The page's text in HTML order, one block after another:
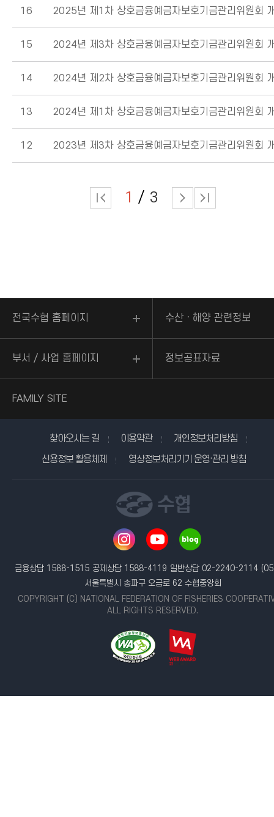
16 2025년 제1차 상호금융예금자보호기금관리위원회
15 2024년 제3차 상호금융예금자보호기금관리위원회
14 2024년 제2차 상호금융예금자보호기금관리위원회
13 2024년 제1차 상호금융예금자보호기금관리위원회
12 2023년 제3차 상호금융예금자보호기금관리위원회
1 3
전국수협 홈페이지 수산ㆍ해양 관련정보
부서 / 사업 홈페이지 정보공표자료
FAMILY SITE
찾아오시는 길 이용약관
개인정보처리방침
신용정보 활용체제
영상정보처리기기 운영·관리 방침
금융상담 1588-1515 공제상담 1588-4119 일반상담 02-2240-2114
서울특별시 송파구 오금로 62 수협중앙회
COPYRIGHT (C) NATIONAL FEDERATION OF FISHERIES
ALL RIGHTS RESERVED.